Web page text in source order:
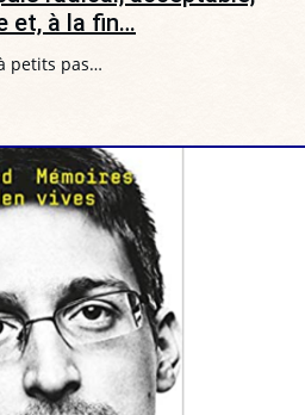
et, à la fin…
petits pas…